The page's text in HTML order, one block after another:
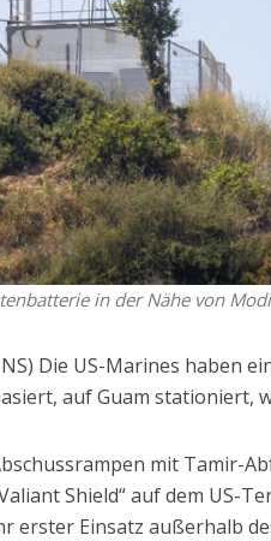
in der Nähe von
Die US-Marines haben
auf Guam stationiert,
mit Tamir-
Shield“ auf dem US-
erster Einsatz außerhalb
Israelische
die